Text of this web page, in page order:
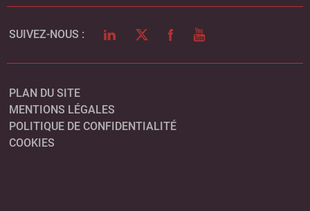
SUIVEZ-NOUS : LINKEDINTWITTERFACEBOOK
YOUTUBE
PLAN DU SITE
MENTIONS LÉGALES
POLITIQUE DE CONFIDENTIALITÉ
COOKIES